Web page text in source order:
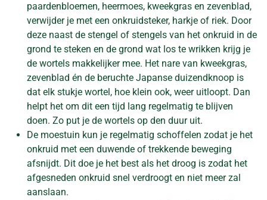
paardenbloemen, heermoes, kweekgras en zevenblad,
verwijder je met een onkruidsteker, harkje of riek. Door
deze naast de stengel of stengels van het onkruid in de
grond te steken en de grond wat los te wrikken krijg je
de wortels makkelijker mee. Het nare van kweekgras,
zevenblad én de beruchte Japanse duizendknoop is
dat elk stukje wortel, hoe klein ook, weer uitloopt. Dan
helpt het om dit een tijd lang regelmatig te blijven
doen. Zo put je de wortels op den duur uit.
De moestuin kun je regelmatig schoffelen zodat je het
onkruid met een duwende of trekkende beweging
afsnijdt. Dit doe je het best als het droog is zodat het
afgesneden onkruid snel verdroogt en niet meer zal
aanslaan.